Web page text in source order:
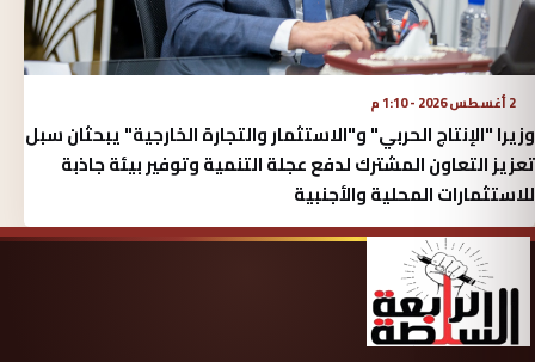
2 أغسطس 2026 - 1:10 م
وزيرا "الإنتاج الحربي" و"الاستثمار والتجارة الخارجية" يبحثان سبل
تعزيز التعاون المشترك لدفع عجلة التنمية وتوفير بيئة جاذبة
للاستثمارات المحلية والأجنبية